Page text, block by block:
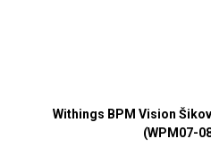
Withings BPM Vision
(WPM07-